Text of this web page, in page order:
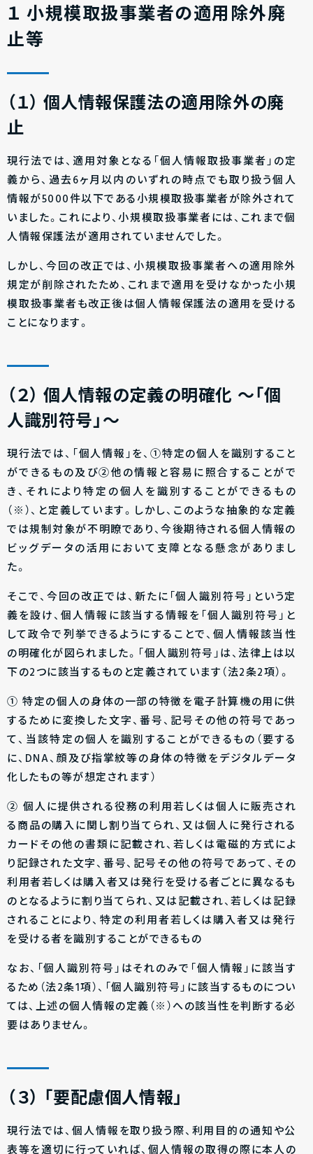
１ 小規模取扱事業者の適用除外廃
止等
（１）個人情報保護法の適用除外の廃
止
現行法では、適用対象となる「個人情報取扱事業者」の定
義から、過去6ヶ月以内のいずれの時点でも取り扱う個人
情報が5000件以下である小規模取扱事業者が除外されて
いました。これにより、小規模取扱事業者には、これまで個
人情報保護法が適用されていませんでした。
しかし、今回の改正では、小規模取扱事業者への適用除外
規定が削除されたため、これまで適用を受けなかった小規
模取扱事業者も改正後は個人情報保護法の適用を受ける
ことになります。
（２）個人情報の定義の明確化 ～「個
人識別符号」～
現行法では、「個人情報」を、①特定の個人を識別すること
ができるもの及び②他の情報と容易に照合することがで
き、それにより特定の個人を識別することができるもの
（※）、と定義しています。しかし、このような抽象的な定義
では規制対象が不明瞭であり、今後期待される個人情報の
ビッグデータの活用において支障となる懸念がありまし
た。
そこで、今回の改正では、新たに「個人識別符号」という定
義を設け、個人情報に該当する情報を「個人識別符号」と
して政令で列挙できるようにすることで、個人情報該当性
の明確化が図られました。「個人識別符号」は、法律上は以
下の2つに該当するものと定義されています（法2条2項）。
① 特定の個人の身体の一部の特徴を電子計算機の用に供
するために変換した文字、番号、記号その他の符号であっ
て、当該特定の個人を識別することができるもの（要する
に、DNA、顔及び指掌紋等の身体の特徴をデジタルデータ
化したもの等が想定されます）
② 個人に提供される役務の利用若しくは個人に販売され
る商品の購入に関し割り当てられ、又は個人に発行される
カードその他の書類に記載され、若しくは電磁的方式によ
り記録された文字、番号、記号その他の符号であって、その
利用者若しくは購入者又は発行を受ける者ごとに異なるも
のとなるように割り当てられ、又は記載され、若しくは記録
されることにより、特定の利用者若しくは購入者又は発行
を受ける者を識別することができるもの
なお、「個人識別符号」はそれのみで「個人情報」に該当す
るため（法2条1項）、「個人識別符号」に該当するものについ
ては、上述の個人情報の定義（※）への該当性を判断する必
要はありません。
（３） 「要配慮個人情報」
現行法では、個人情報を取り扱う際、利用目的の通知や公
表等を適切に行っていれば、個人情報の取得の際に本人の